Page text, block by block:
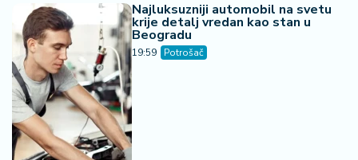
Najluksuzniji automobil na svetu
krije detalj vredan kao stan u
Beogradu
19:59 Potrošač